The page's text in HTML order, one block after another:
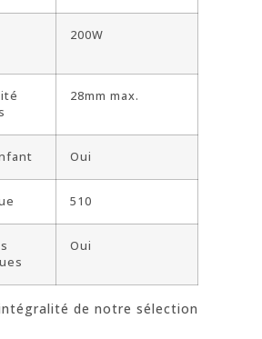
200W
28mm max.
Oui
510
Oui
de notre sélection